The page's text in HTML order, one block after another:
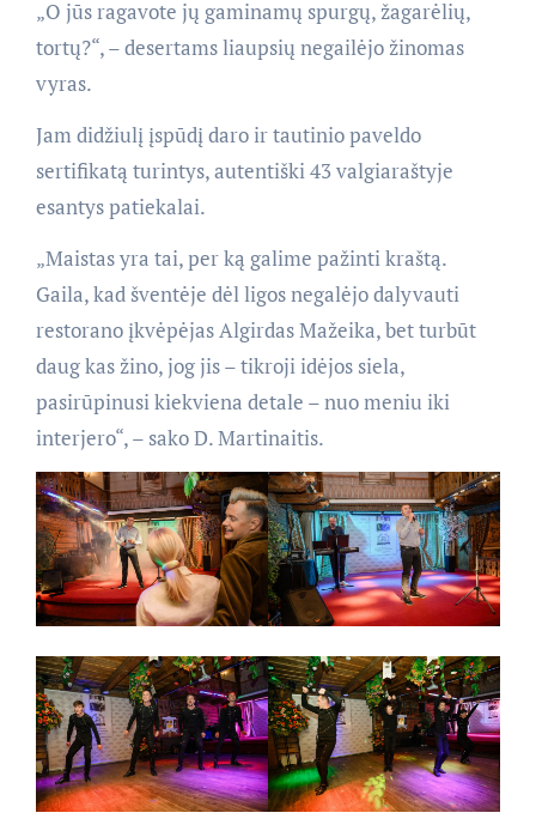
„O jūs ragavote jų gaminamų spurgų, žagarėlių,
tortų?“, – desertams liaupsių negailėjo žinomas
vyras.
Jam didžiulį įspūdį daro ir tautinio paveldo
sertifikatą turintys, autentiški 43 valgiaraštyje
esantys patiekalai.
„Maistas yra tai, per ką galime pažinti kraštą.
Gaila, kad šventėje dėl ligos negalėjo dalyvauti
restorano įkvėpėjas Algirdas Mažeika, bet turbūt
daug kas žino, jog jis – tikroji idėjos siela,
pasirūpinusi kiekviena detale – nuo meniu iki
interjero“, – sako D. Martinaitis.